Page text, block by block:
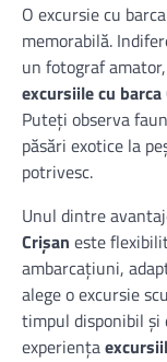
O excursie cu
memorabilă.
un fotograf
excursiile cu barca
Puteți observa
păsări exotice la
potrivesc.
Unul dintre
Crișan este
ambarcațiuni,
alege o excursie
timpul disponibil
experiența